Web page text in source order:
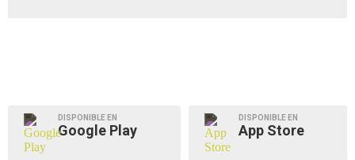
DISPONIBLE EN
Google Play
DISPONIBLE EN
App Store